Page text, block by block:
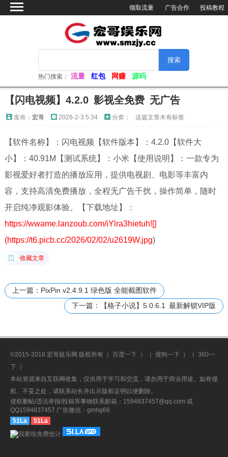
投稿教程
广告合作
领取流量
热门搜索： 流量 红包 网赚 源码
视频解析
电脑壁纸
【闪电视频】4.2.0 影视全免费 无广告
发布： 宏哥 2026-2-3 5:34 分类： 这篇文章木有标签
【软件名称】：闪电视频【软件版本】：4.2.0【软件大
小】：40.91M【测试系统】：小米【使用说明】：一款专为
影视爱好者打造的播放应用，提供电视剧、电影等丰富内
容，支持高清免费播放，全程无广告干扰，操作简单，随时
开启纯净观影体验。【下载地址】：
https://wwame.lanzoub.com/iYlra3hietuh![]
(https://t6.picb.cc/2026/02/02/u2619W.jpg)
收藏文章
上一篇：PixPin v2.4.9.1 绿色版 全能截图软件
下一篇：【格子小说】5.0.6.1 最新解锁VIP版
©2015-2018 宏哥娱乐网.版权所有（ 百度一下 ）（ 搜狗一下 ）（ 360一
下 ）
本站资源来自互联网收集，仅供用于学习和交流，请勿用于商业用途。如有侵
权、不妥之处，请联系站长并出示版权证明以便删除。
侵权删帖/违法举报/投稿等事物联系邮箱：1594837457@qq.com 或
QQ1594837457 广告微信：gmhg66
51La
51La